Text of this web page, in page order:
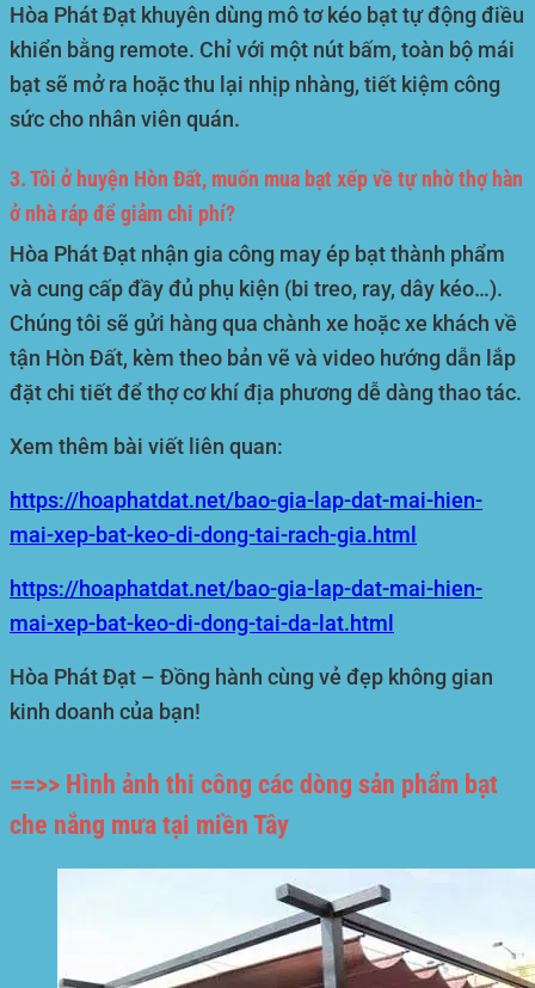
Hòa Phát Đạt khuyên dùng mô tơ kéo bạt tự động điều
khiển bằng remote. Chỉ với một nút bấm, toàn bộ mái
bạt sẽ mở ra hoặc thu lại nhịp nhàng, tiết kiệm công
sức cho nhân viên quán.
3. Tôi ở huyện Hòn Đất, muốn mua bạt xếp về tự nhờ thợ hàn
ở nhà ráp để giảm chi phí?
Hòa Phát Đạt nhận gia công may ép bạt thành phẩm
và cung cấp đầy đủ phụ kiện (bi treo, ray, dây kéo…).
Chúng tôi sẽ gửi hàng qua chành xe hoặc xe khách về
tận Hòn Đất, kèm theo bản vẽ và video hướng dẫn lắp
đặt chi tiết để thợ cơ khí địa phương dễ dàng thao tác.
Xem thêm bài viết liên quan:
https://hoaphatdat.net/bao-gia-lap-dat-mai-hien-
mai-xep-bat-keo-di-dong-tai-rach-gia.html
https://hoaphatdat.net/bao-gia-lap-dat-mai-hien-
mai-xep-bat-keo-di-dong-tai-da-lat.html
Hòa Phát Đạt – Đồng hành cùng vẻ đẹp không gian
kinh doanh của bạn!
==>> Hình ảnh thi công các dòng sản phẩm bạt
che nắng mưa tại miền Tây